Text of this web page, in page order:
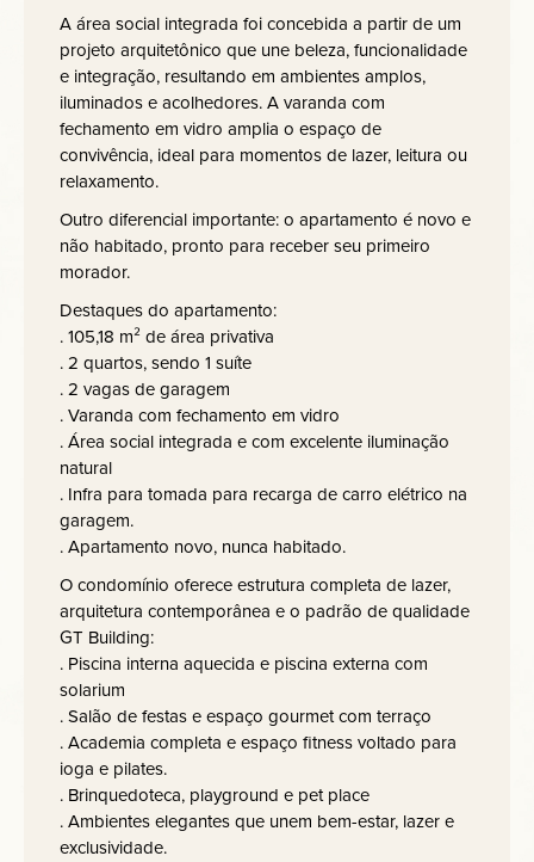
A área social integrada foi concebida a partir de um
projeto arquitetônico que une beleza, funcionalidade
e integração, resultando em ambientes amplos,
iluminados e acolhedores. A varanda com
fechamento em vidro amplia o espaço de
convivência, ideal para momentos de lazer, leitura ou
relaxamento.
Outro diferencial importante: o apartamento é novo e
não habitado, pronto para receber seu primeiro
morador.
Destaques do apartamento:
. 105,18 m² de área privativa
. 2 quartos, sendo 1 suíte
. 2 vagas de garagem
. Varanda com fechamento em vidro
. Área social integrada e com excelente iluminação
natural
. Infra para tomada para recarga de carro elétrico na
garagem.
. Apartamento novo, nunca habitado.
O condomínio oferece estrutura completa de lazer,
arquitetura contemporânea e o padrão de qualidade
GT Building:
. Piscina interna aquecida e piscina externa com
solarium
. Salão de festas e espaço gourmet com terraço
. Academia completa e espaço fitness voltado para
ioga e pilates.
. Brinquedoteca, playground e pet place
. Ambientes elegantes que unem bem-estar, lazer e
exclusividade.